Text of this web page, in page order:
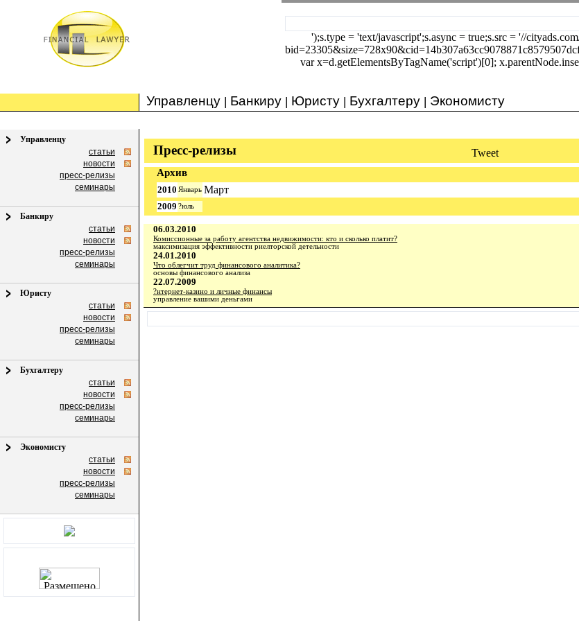
');s.type = 'text/javascript';s.async = true;s.src = '//
var x=d.getElementsByTagName('script')[0];
Управленцу | Банкиру | Юристу | Бухгалтеру | Экономисту
Управленцу
статьи
новости
пресс-релизы
семинары
Банкиру
статьи
новости
пресс-релизы
семинары
Юристу
статьи
новости
пресс-релизы
семинары
Бухгалтеру
статьи
новости
пресс-релизы
семинары
Экономисту
статьи
новости
пресс-релизы
семинары
Пресс-релизы Tweet
Архив
2010 Январь Март
2009 ?юль
06.03.2010
Комиссионные за работу агентства недвижимости: кто и сколько платит?
максимизация эффективности риелторской детельности
24.01.2010
Что облегчит труд финансового аналитика?
основы финансового анализа
22.07.2009
?нтернет-казино и личные финансы
управление вашими деньгами